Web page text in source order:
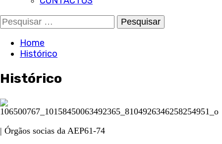
Pesquisar
por:
Home
Histórico
Histórico
| Órgãos socias da AEP61-74